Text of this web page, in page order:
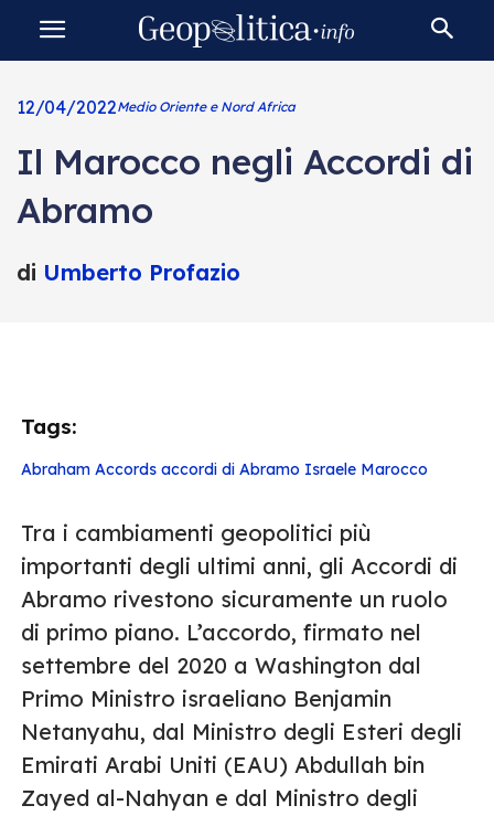
12/04/2022Medio Oriente e Nord Africa
Il Marocco negli Accordi di
Abramo
di Umberto Profazio
Tags:
Abraham Accords accordi di Abramo Israele Marocco
Tra i cambiamenti geopolitici più
importanti degli ultimi anni, gli Accordi di
Abramo rivestono sicuramente un ruolo
di primo piano. L’accordo, firmato nel
settembre del 2020 a Washington dal
Primo Ministro israeliano Benjamin
Netanyahu, dal Ministro degli Esteri degli
Emirati Arabi Uniti (EAU) Abdullah bin
Zayed al-Nahyan e dal Ministro degli